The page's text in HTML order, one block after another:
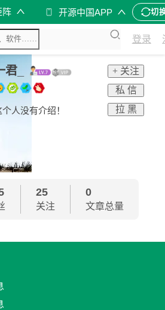
阵 开源中国APP 切
登录
君_
个人没有介绍！
+ 关注
私 信
拉 黑
25
关注
0
文章总量